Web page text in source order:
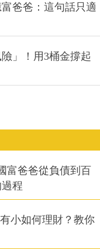
爸爸：這句話只適
」！用3桶金撐起
富爸爸從負債到百
程
小如何理財？教你